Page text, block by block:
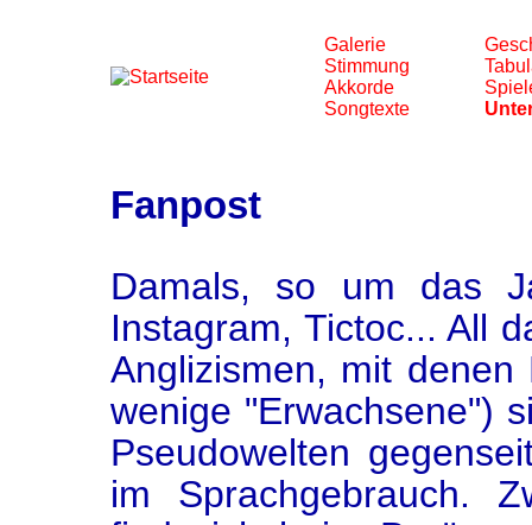
Galerie
Stimmung
Akkorde
Songtexte
Fanpost
Damals, so um das
Instagram, Tictoc... All
Anglizismen, mit
wenige "Erwachsene")
Pseudowelten
im Sprachgebrauch.